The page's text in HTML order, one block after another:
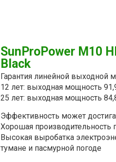
SunProPower M10
Black
Гарантия линейной выходной
12 лет: выходная мощность
25 лет: выходная мощность
Эффективность может
Хорошая производительность
Высокая выробатка
тумане и пасмурной погоде